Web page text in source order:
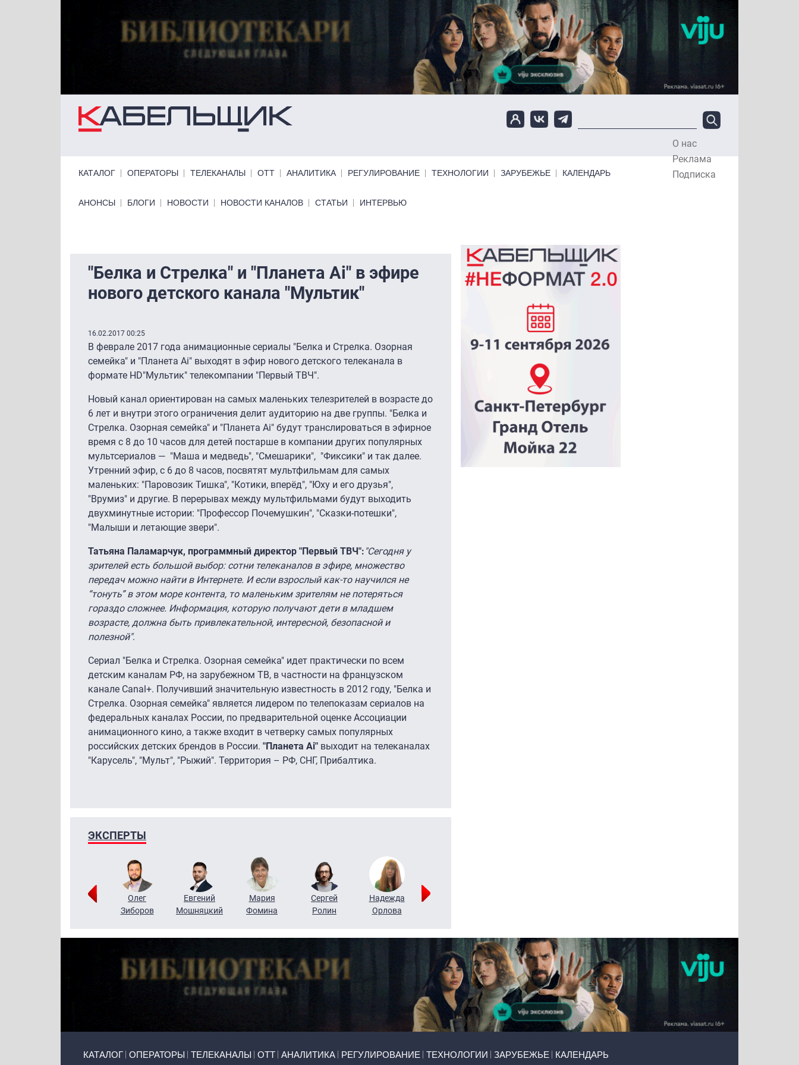
О нас
Реклама
Подписка
КАТАЛОГ ОПЕРАТОРЫ ТЕЛЕКАНАЛЫ ОТТ АНАЛИТИКА РЕГУЛИРОВАНИЕ ТЕХНОЛОГИИ ЗАРУБЕЖЬЕ КАЛЕНДАРЬ
Primary links bottom
АНОНСЫ БЛОГИ НОВОСТИ НОВОСТИ КАНАЛОВ СТАТЬИ ИНТЕРВЬЮ
"Белка и Стрелка" и "Планета Ai" в эфире
нового детского канала "Мультик"
16.02.2017 00:25
В феврале 2017 года анимационные сериалы "Белка и Стрелка. Озорная
семейка" и "Планета Ai" выходят в эфир нового детского телеканала в
формате HD"Мультик" телекомпании "Первый ТВЧ".
Новый канал ориентирован на самых маленьких телезрителей в возрасте до
6 лет и внутри этого ограничения делит аудиторию на две группы. "Белка и
Стрелка. Озорная семейка" и "Планета Ai" будут транслироваться в эфирное
время с 8 до 10 часов для детей постарше в компании других популярных
мультсериалов — "Маша и медведь", "Смешарики", "Фиксики" и так далее.
Утренний эфир, с 6 до 8 часов, посвятят мультфильмам для самых
маленьких: "Паровозик Тишка", "Котики, вперёд", "Юху и его друзья",
"Врумиз" и другие. В перерывах между мультфильмами будут выходить
двухминутные истории: "Профессор Почемушкин", "Сказки-потешки",
"Малыши и летающие звери".
Татьяна Паламарчук, программный директор "Первый ТВЧ": "Сегодня у
зрителей есть большой выбор: сотни телеканалов в эфире, множество
передач можно найти в Интернете. И если взрослый как-то научился не
“тонуть” в этом море контента, то маленьким зрителям не потеряться
гораздо сложнее. Информация, которую получают дети в младшем
возрасте, должна быть привлекательной, интересной, безопасной и
полезной".
Сериал "Белка и Стрелка. Озорная семейка" идет практически по всем
детским каналам РФ, на зарубежном ТВ, в частности на французском
канале Canal+. Получивший значительную известность в 2012 году, "Белка и
Стрелка. Озорная семейка" является лидером по телепоказам сериалов на
федеральных каналах России, по предварительной оценке Ассоциации
анимационного кино, а также входит в четверку самых популярных
российских детских брендов в России. "Планета Аi" выходит на телеканалах
"Карусель", "Мульт", "Рыжий". Территория – РФ, СНГ, Прибалтика.
ЭКСПЕРТЫ
Григорий
Олег
Зиборов
Евгений
Мошняцкий
Мария
Фомина
Сергей
Ролин
Надежда
Орлова
КАТАЛОГ ОПЕРАТОРЫ ТЕЛЕКАНАЛЫ ОТТ АНАЛИТИКА РЕГУЛИРОВАНИЕ ТЕХНОЛОГИИ ЗАРУБЕЖЬЕ КАЛЕНДАРЬ